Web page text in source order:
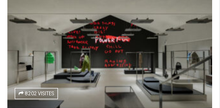
8202 VISITES